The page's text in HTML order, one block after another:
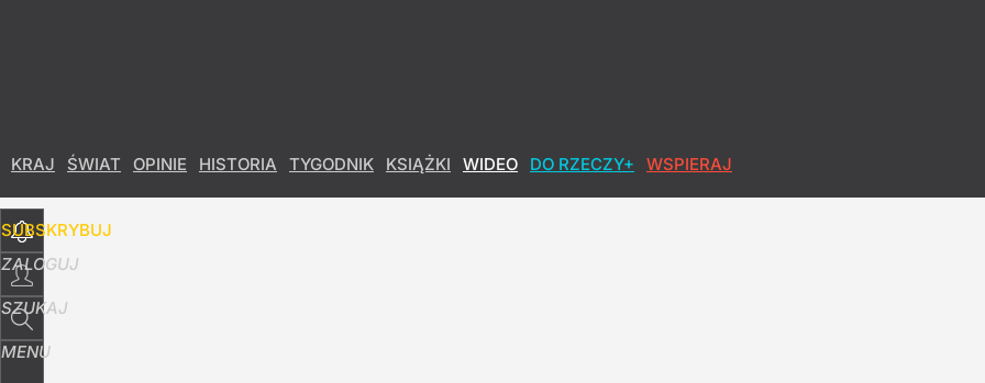
KRAJ ŚWIAT OPINIE HISTORIA TYGODNIK KSIĄŻKI WIDEO DO RZECZY+ WSPIERAJ
SUBSKRYBUJ
ZALOGUJ
SZUKAJ
MENU